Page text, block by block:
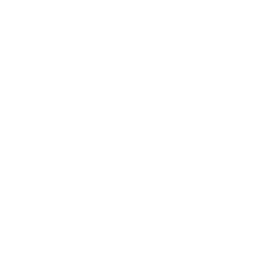
particulares y piezas